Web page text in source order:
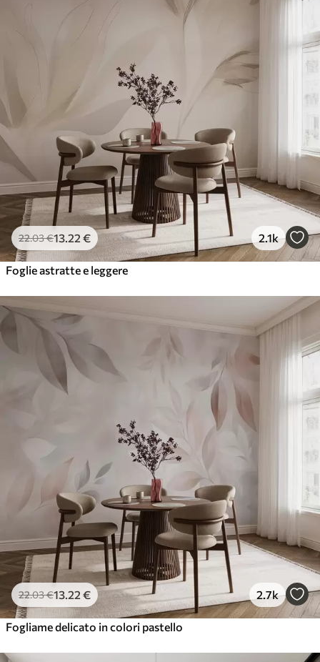
22.03€13 .22 € 2.1k
Foglie astratte e leggere
22.03€13 .22 € 2.7k
Fogliame delicato in colori pastello